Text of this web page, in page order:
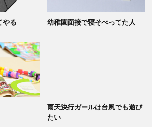
やる 幼稚園面接で寝そべってた人
雨天決行ガールは台風でも遊び
たい